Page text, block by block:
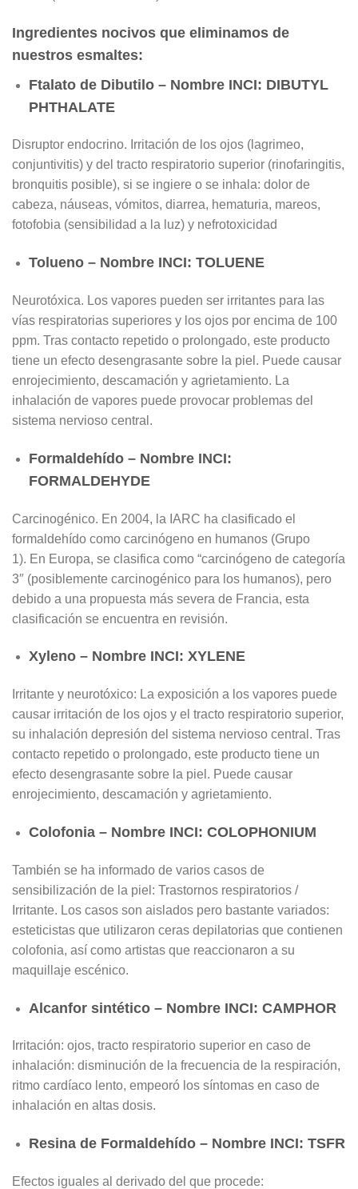
Ingredientes nocivos que eliminamos de
nuestros esmaltes:
Ftalato de Dibutilo – Nombre INCI: DIBUTYL
PHTHALATE
Disruptor endocrino. Irritación de los ojos (lagrimeo,
conjuntivitis) y del tracto respiratorio superior (rinofaringitis,
bronquitis posible), si se ingiere o se inhala: dolor de
cabeza, náuseas, vómitos, diarrea, hematuria, mareos,
fotofobia (sensibilidad a la luz) y nefrotoxicidad
Tolueno – Nombre INCI: TOLUENE
Neurotóxica. Los vapores pueden ser irritantes para las
vías respiratorias superiores y los ojos por encima de 100
ppm. Tras contacto repetido o prolongado, este producto
tiene un efecto desengrasante sobre la piel. Puede causar
enrojecimiento, descamación y agrietamiento. La
inhalación de vapores puede provocar problemas del
sistema nervioso central.
Formaldehído – Nombre INCI:
FORMALDEHYDE
Carcinogénico. En 2004, la IARC ha clasificado el
formaldehído como carcinógeno en humanos (Grupo
1). En Europa, se clasifica como “carcinógeno de categoría
3″ (posiblemente carcinogénico para los humanos), pero
debido a una propuesta más severa de Francia, esta
clasificación se encuentra en revisión.
Xyleno – Nombre INCI: XYLENE
Irritante y neurotóxico: La exposición a los vapores puede
causar irritación de los ojos y el tracto respiratorio superior,
su inhalación depresión del sistema nervioso central. Tras
contacto repetido o prolongado, este producto tiene un
efecto desengrasante sobre la piel. Puede causar
enrojecimiento, descamación y agrietamiento.
Colofonia – Nombre INCI: COLOPHONIUM
También se ha informado de varios casos de
sensibilización de la piel: Trastornos respiratorios /
Irritante. Los casos son aislados pero bastante variados:
esteticistas que utilizaron ceras depilatorias que contienen
colofonia, así como artistas que reaccionaron a su
maquillaje escénico.
Alcanfor sintético – Nombre INCI: CAMPHOR
Irritación: ojos, tracto respiratorio superior en caso de
inhalación: disminución de la frecuencia de la respiración,
ritmo cardíaco lento, empeoró los síntomas en caso de
inhalación en altas dosis.
Resina de Formaldehído – Nombre INCI: TSFR
Efectos iguales al derivado del que procede: